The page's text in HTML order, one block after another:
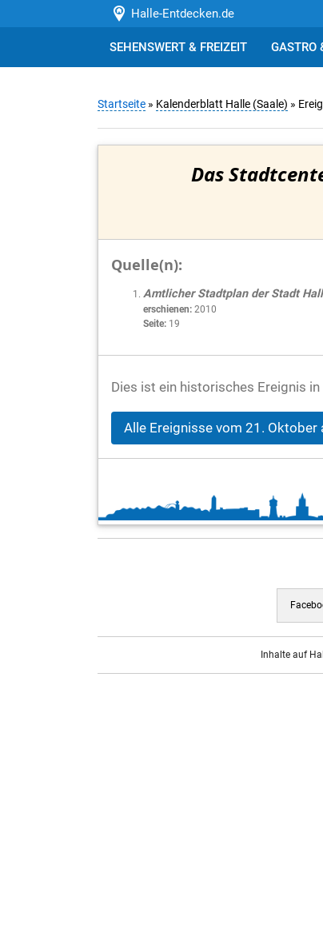
Halle-Entdecken.de
SEHENSWERT & FREIZEIT GASTRO
Startseite » Kalenderblatt Halle (Saale) »
Das
Quelle(n):
Amtlicher Stadtplan der Stadt
erschienen: 2010
Seite: 19
Dies ist ein historisches Ereignis
Alle Ereignisse vom 21. Oktober
Inhalte auf